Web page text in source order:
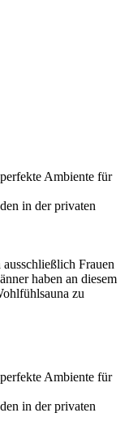
Ambiente für
in der privaten
Frauen
haben an diesem
zu
Ambiente für
in der privaten